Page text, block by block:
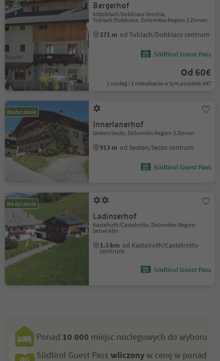
Bergerhof
Alttoblach/Dobbiaco Vecchia,
Toblach/Dobbiaco, Dolomites Region 3 Zinnen
271 m od Toblach/Dobbiaco centrum
Südtirol Guest Pass
Od 60€
1 nocleg / 1 mieszkanie w tym podatek VAT
Na życzenie
Innerlanerhof
Sexten/Sesto, Dolomites Region 3 Zinnen
913 m od Sexten/Sesto centrum
Südtirol Guest Pass
Na życzenie
Ladinserhof
Kastelruth/Castelrotto, Dolomites Region
Seiser Alm
1.3 km od Kastelruth/Castelrotto
centrum
Südtirol Guest Pass
Ponad 10 000 miejsc noclegowych do wyboru
Südtirol Guest Pass wliczonyw cenę w ponad